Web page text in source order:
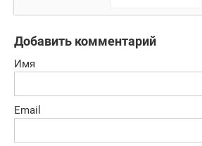
приключения
Добавить комментарий
Имя
Email